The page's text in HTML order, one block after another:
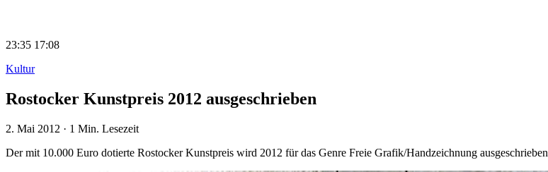
23:35 17:08
Kultur
Rostocker Kunstpreis 2012 ausgeschrieben
2. Mai 2012 · 1 Min. Lesezeit
Der mit 10.000 Euro dotierte Rostocker Kunstpreis wird 2012 für das Genre Freie Grafik/Handzeichnung ausgeschrieben